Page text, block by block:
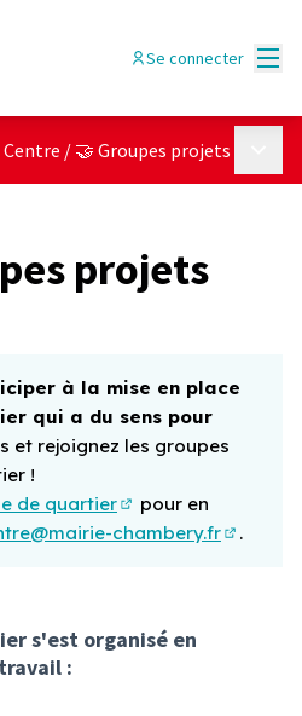
Se connecter
/ 🤝 Groupes projets
projets
à la mise en place
qui a du sens pour
et rejoignez les groupes
!
de quartier
(Lien externe)
pour en
chambery.fr
.
s'est organisé en
: